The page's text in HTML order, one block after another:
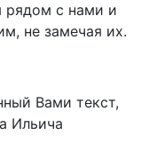
рядом с нами и
не замечая их.
Вами текст,
Ильича